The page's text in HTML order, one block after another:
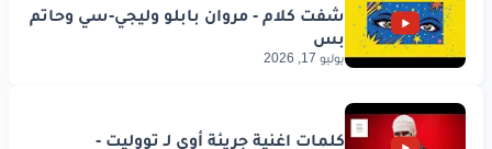
يوليو 17, 2026